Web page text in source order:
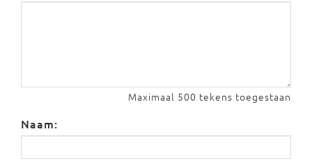
Maximaal 500 tekens toegestaan
Naam: